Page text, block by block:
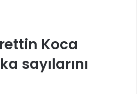
Koca
sayılarını